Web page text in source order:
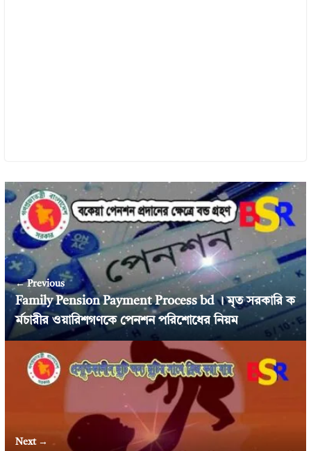
← Previous
Family Pension Payment Process bd । মৃত সরকারি ক
র্মচারীর ওয়ারিশগণকে পেনশন পরিশোধের নিয়ম
Next →